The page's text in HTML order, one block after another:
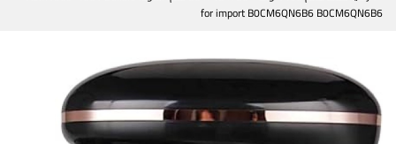
for import B0CM6QN6B6 B0CM6QN6B6